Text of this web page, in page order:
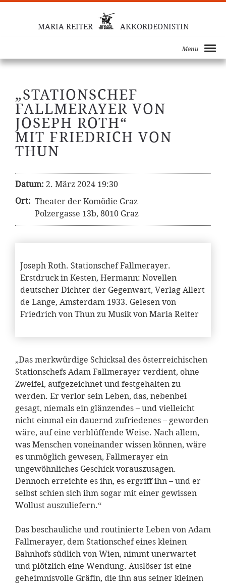
MARIA REITER AKKORDEONISTIN
Menu
„STATIONSCHEF
FALLMERAYER VON
JOSEPH ROTH“
MIT FRIEDRICH VON
THUN
Datum: 2. März 2024 19:30
Ort: Theater der Komödie Graz
Polzergasse 13b, 8010 Graz
Joseph Roth. Stationschef Fallmerayer.
Erstdruck in Kesten, Hermann: Novellen
deutscher Dichter der Gegenwart, Verlag Allert
de Lange, Amsterdam 1933. Gelesen von
Friedrich von Thun zu Musik von Maria Reiter
„Das merkwürdige Schicksal des österreichischen
Stationschefs Adam Fallmerayer verdient, ohne
Zweifel, aufgezeichnet und festgehalten zu
werden. Er verlor sein Leben, das, nebenbei
gesagt, niemals ein glänzendes – und vielleicht
nicht einmal ein dauernd zufriedenes – geworden
wäre, auf eine verblüffende Weise. Nach allem,
was Menschen voneinander wissen können, wäre
es unmöglich gewesen, Fallmerayer ein
ungewöhnliches Geschick vorauszusagen.
Dennoch erreichte es ihn, es ergriff ihn – und er
selbst schien sich ihm sogar mit einer gewissen
Wollust auszuliefern.“
Das beschauliche und routinierte Leben von Adam
Fallmerayer, dem Stationschef eines kleinen
Bahnhofs südlich von Wien, nimmt unerwartet
und plötzlich eine Wendung. Auslöser ist eine
geheimnisvolle Gräfin, die ihn aus seiner kleinen